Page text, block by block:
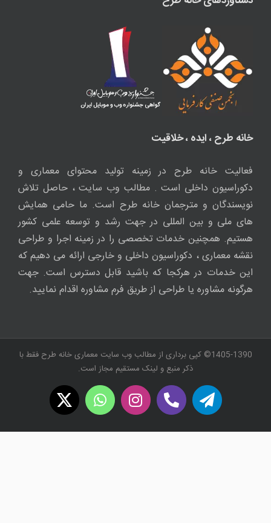
خانه طرح ، ایده ، خلاقیت
فعالیت خانه طرح در زمینه تولید محتوای معماری و
دکوراسیون داخلی است . مطالب وب سایت ، حاصل تلاش
نویسندگان و مترجمان خانه طرح است. ما حامی همایش
های ملی و بین المللی در جهت رشد و توسعه علمی کشور
هستیم. همچنین خدمات تخصصی را در زمینه اجرا و طراحی
نقشه معماری ، دکوراسیون داخلی و خارجی ارائه می دهیم که
این خدمات در هرکجا که باشید قابل دسترس است. جهت
هرگونه مشاوره یا طراحی از طریق فرم مشاوره اقدام نمایید.
1405-1390© کپی برداری از مطالب وب سایت معماری خانه طرح فقط با
ذکر منبع و لینک مستقیم مجاز است.
Telegram
Twitch
Instagram
WhatsApp
X